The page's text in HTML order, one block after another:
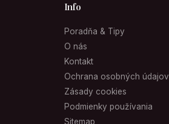
Info
Poradňa & Tipy
O nás
Kontakt
Ochrana osobných údajov
Zásady cookies
Podmienky používania
Sitemap